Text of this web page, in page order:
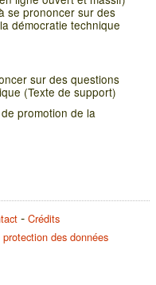
se prononcer sur des
démocratie technique
sur des questions
(Texte de support)
promotion de la
Crédits
des données